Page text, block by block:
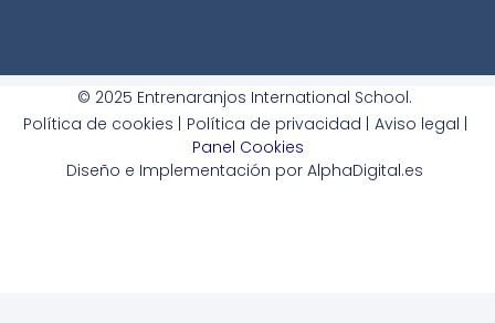
© 2025 Entrenaranjos International School.
Política de cookies |
Política de privacidad |
Aviso legal |
Panel Cookies
Diseño e Implementación por AlphaDigital.es